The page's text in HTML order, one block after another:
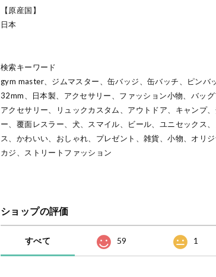
【原産国】
日本
検索キーワード
gym master、ジムマスター、缶バッジ、缶バッチ、ピンバ
32mm、日本製、アクセサリー、ファッション小物、バッ
アクセサリー、リュックカスタム、アウトドア、キャンプ
ー、覆面レスラー、犬、スマイル、ビール、ユニセックス
ス、かわいい、おしゃれ、プレゼント、雑貨、小物、オリ
カジ、ストリートファッション
ショップの評価
すべて 59 1